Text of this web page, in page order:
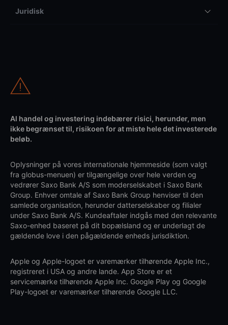
Juridisk
Al handel og investering indebærer risici, herunder, men
ikke begrænset til, risikoen for at miste hele det investerede
beløb.
Oplysninger på vores internationale hjemmeside (som valgt
fra globus-menuen) er tilgængelige over hele verden og
vedrører Saxo Bank A/S som moderselskabet i Saxo Bank
Group. Enhver omtale af Saxo Bank Group henviser til den
samlede organisation, herunder datterselskaber og filialer
under Saxo Bank A/S. Kundeaftaler indgås med den relevante
Saxo-enhed baseret på dit bopælsland og er underlagt de
gældende love i den pågældende enheds jurisdiktion.
Apple og Apple-logoet er varemærker tilhørende Apple Inc.,
registreret i USA og andre lande. App Store er et
servicemærke tilhørende Apple Inc. Google Play og Google
Play-logoet er varemærker tilhørende Google LLC.